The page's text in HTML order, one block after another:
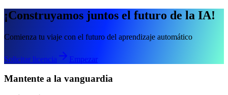
¡Construyamos juntos el futuro de la IA!
Comienza tu viaje con el futuro del aprendizaje automático
Solicitar licencia Empezar
Mantente a la vanguardia